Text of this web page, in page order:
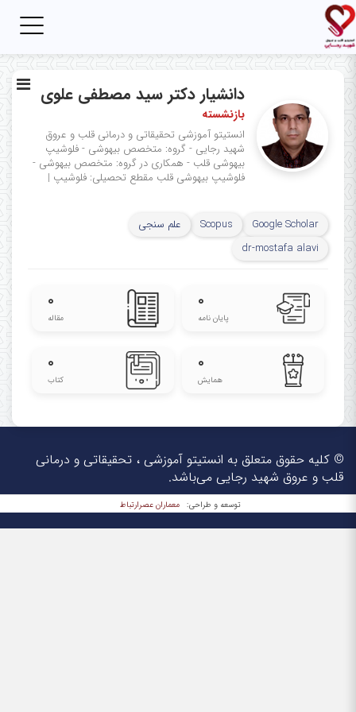
دانشیار دکتر سید مصطفی علوی
بازنشسته
انستیتو آموزشی تحقیقاتی و درمانی قلب و عروق
شهید رجایی - گروه: متخصص بیهوشی - فلوشیپ
بیهوشی قلب - همکاری در گروه: متخصص بیهوشی -
فلوشیپ بیهوشی قلب مقطع تحصیلی: فلوشیپ |
Google Scholar
Scopus
علم سنجی
dr-mostafa alavi
۰
پایان نامه
۰
مقاله
۰
همایش
۰
کتاب
© کلیه حقوق متعلق به انستیتو آموزشی ، تحقیقاتی و درمانی
قلب و عروق شهید رجایی می‌باشد.
توسعه و طراحی: معماران عصر‌ارتباط